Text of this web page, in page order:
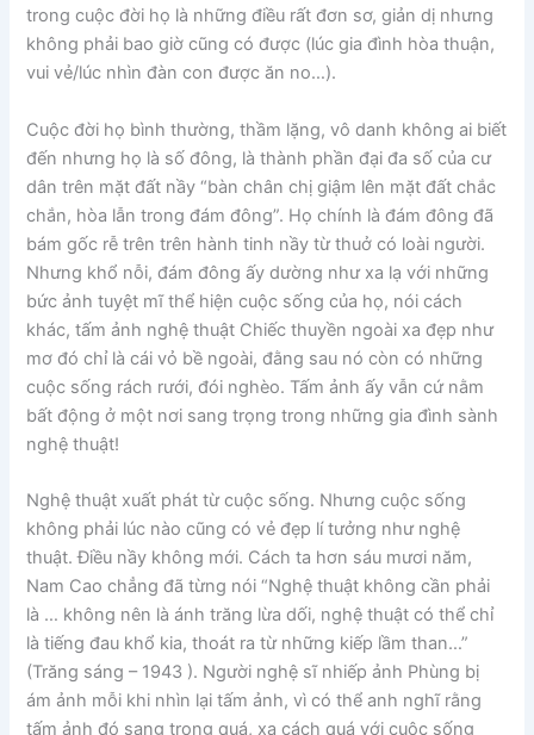
trong cuộc đời họ là những điều rất đơn sơ, giản dị nhưng
không phải bao giờ cũng có được (lúc gia đình hòa thuận,
vui vẻ/lúc nhìn đàn con được ăn no…).
Cuộc đời họ bình thường, thầm lặng, vô danh không ai biết
đến nhưng họ là số đông, là thành phần đại đa số của cư
dân trên mặt đất nầy “bàn chân chị giậm lên mặt đất chắc
chắn, hòa lẫn trong đám đông”. Họ chính là đám đông đã
bám gốc rễ trên trên hành tinh nầy từ thuở có loài người.
Nhưng khổ nỗi, đám đông ấy dường như xa lạ với những
bức ảnh tuyệt mĩ thể hiện cuộc sống của họ, nói cách
khác, tấm ảnh nghệ thuật Chiếc thuyền ngoài xa đẹp như
mơ đó chỉ là cái vỏ bề ngoài, đằng sau nó còn có những
cuộc sống rách rưới, đói nghèo. Tấm ảnh ấy vẫn cứ nằm
bất động ở một nơi sang trọng trong những gia đình sành
nghệ thuật!
Nghệ thuật xuất phát từ cuộc sống. Nhưng cuộc sống
không phải lúc nào cũng có vẻ đẹp lí tưởng như nghệ
thuật. Điều nầy không mới. Cách ta hơn sáu mươi năm,
Nam Cao chẳng đã từng nói “Nghệ thuật không cần phải
là … không nên là ánh trăng lừa dối, nghệ thuật có thể chỉ
là tiếng đau khổ kia, thoát ra từ những kiếp lầm than…”
(Trăng sáng – 1943 ). Người nghệ sĩ nhiếp ảnh Phùng bị
ám ảnh mỗi khi nhìn lại tấm ảnh, vì có thể anh nghĩ rằng
tấm ảnh đó sang trọng quá, xa cách quá với cuộc sống